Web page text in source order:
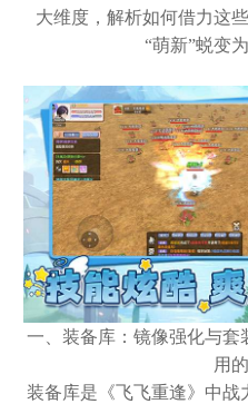
大维度，解析如何借力这
“萌新”蜕变
一、装备库：镜像强化与套
用
装备库是《飞飞重逢》中